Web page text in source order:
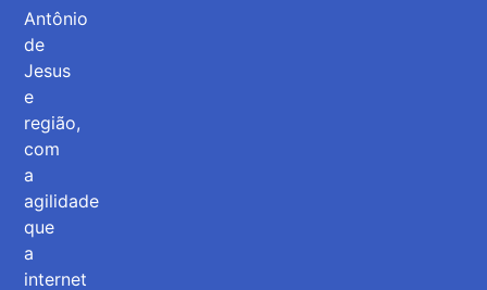
Antônio
de
Jesus
e
região,
com
a
agilidade
que
a
internet